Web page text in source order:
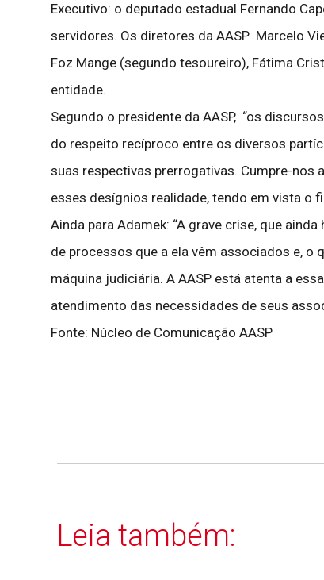
Executivo: o deputado estadual Fernando
servidores. Os diretores da AASP Marcelo
Foz Mange (segundo tesoureiro), Fátima
entidade.
Segundo o presidente da AASP, “os
do respeito recíproco entre os diversos
suas respectivas prerrogativas. Cumpre-
esses desígnios realidade, tendo em vista o
Ainda para Adamek: “A grave crise, que
de processos que a ela vêm associados e,
máquina judiciária. A AASP está atenta a
atendimento das necessidades de seus
Fonte: Núcleo de Comunicação AASP
Leia também: